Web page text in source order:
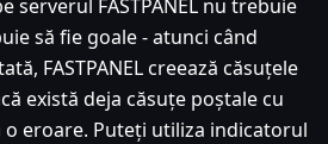
serverul FASTPANEL nu trebuie
să fie goale - atunci când
FASTPANEL creează căsuțele
există deja căsuțe poștale cu
eroare. Puteți utiliza indicatorul